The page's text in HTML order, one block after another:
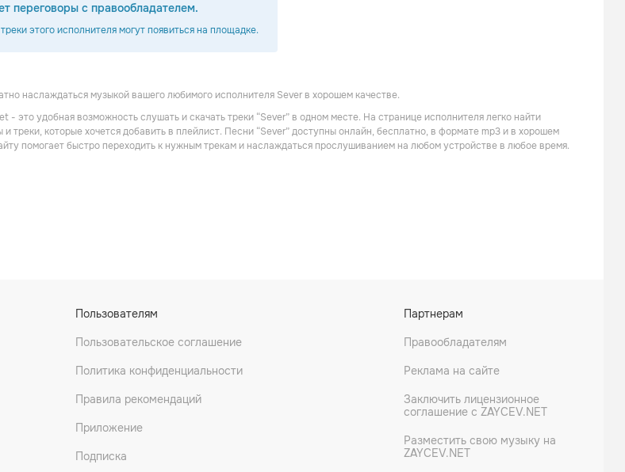
переговоры с правообладателем.
этого исполнителя могут появиться на площадке.
MIA BOYKA
Русский рэп
Анна Немченко
Поп
NO4X
Техно Поп
наслаждаться музыкой вашего любимого исполнителя Sever в хорошем качестве.
- это удобная возможность слушать и скачать треки “Sever” в одном месте. На странице исполнителя легко найти
треки, которые хочется добавить в плейлист. Песни “Sever” доступны онлайн, бесплатно, в формате mp3 и в хорошем
помогает быстро переходить к нужным трекам и наслаждаться прослушиванием на любом устройстве в любое время.
Пользователям
Пользовательское соглашение
Политика конфиденциальности
Правила рекомендаций
Приложение
Подписка
Партнерам
Правообладателям
Реклама на сайте
Заключить лицензионное
соглашение с ZAYCEV.NET
Разместить свою музыку на
ZAYCEV.NET